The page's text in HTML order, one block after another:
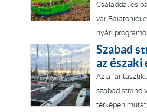
Családdal és
vár
nyári
Szabad
az
Az a
szabad strand
térképen